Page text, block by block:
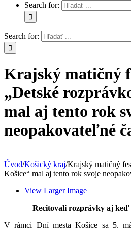
Search for:
Search for:
Krajský matičný
„Detské
mal aj tento rok
neopakovateľné
Úvod/Košický kraj/Krajský matičný
Košice“ mal aj tento rok svoje
View Larger Image
Recitovali rozprávky aj
V rámci Dní mesta Košice sa 5.